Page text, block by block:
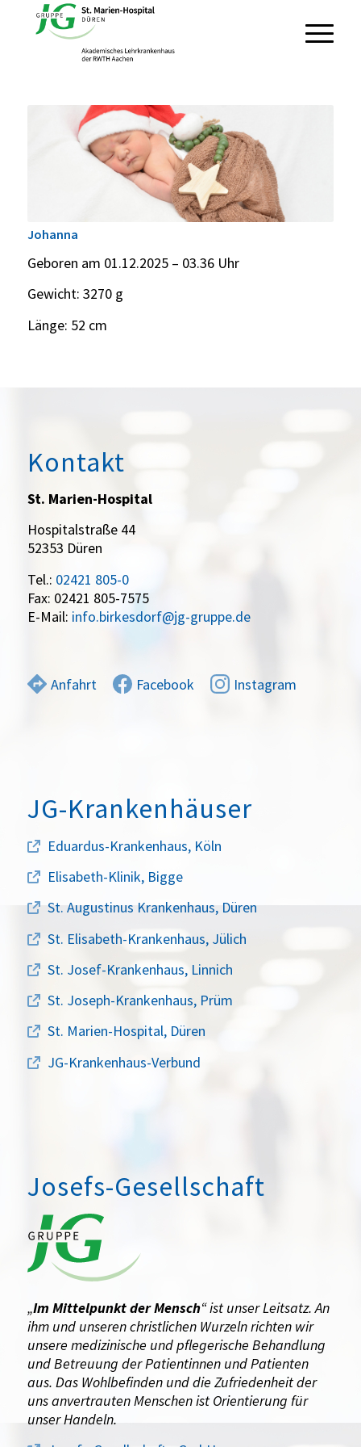
Johanna
Geboren am 01.12.2025 – 03.36 Uhr
Gewicht: 3270 g
Länge: 52 cm
Kontakt
St. Marien-Hospital
Hospitalstraße 44
52353 Düren
Tel.: 02421 805-0
Fax: 02421 805-7575
E-Mail: info.birkesdorf@jg-gruppe.de
Anfahrt Facebook Instagram
JG-Krankenhäuser
Eduardus-Krankenhaus, Köln
Elisabeth-Klinik, Bigge
St. Augustinus Krankenhaus, Düren
St. Elisabeth-Krankenhaus, Jülich
St. Josef-Krankenhaus, Linnich
St. Joseph-Krankenhaus, Prüm
St. Marien-Hospital, Düren
JG-Krankenhaus-Verbund
Josefs-Gesellschaft
„Im Mittelpunkt der Mensch“ ist unser Leitsatz. An
ihm und unseren christlichen Wurzeln richten wir
unsere medizinische und pflegerische Behandlung
und Betreuung der Patientinnen und Patienten
aus. Das Wohlbefinden und die Zufriedenheit der
uns anvertrauten Menschen ist Orientierung für
unser Handeln.